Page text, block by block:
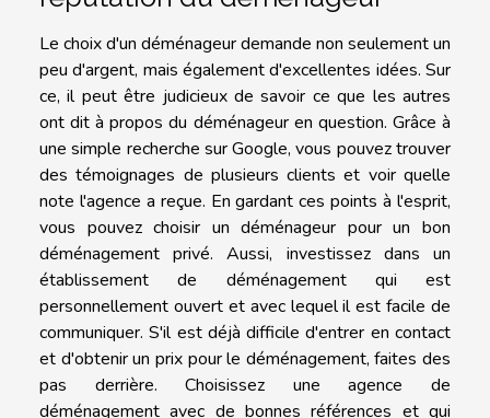
Le choix d'un déménageur demande non seulement un
peu d'argent, mais également d'excellentes idées. Sur
ce, il peut être judicieux de savoir ce que les autres
ont dit à propos du déménageur en question. Grâce à
une simple recherche sur Google, vous pouvez trouver
des témoignages de plusieurs clients et voir quelle
note l'agence a reçue. En gardant ces points à l'esprit,
vous pouvez choisir un déménageur pour un bon
déménagement privé. Aussi, investissez dans un
établissement de déménagement qui est
personnellement ouvert et avec lequel il est facile de
communiquer. S'il est déjà difficile d'entrer en contact
et d'obtenir un prix pour le déménagement, faites des
pas derrière. Choisissez une agence de
déménagement avec de bonnes références et qui